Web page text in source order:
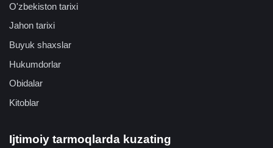
O'zbekiston tarixi
Jahon tarixi
Buyuk shaxslar
Hukumdorlar
Obidalar
Kitoblar
Ijtimoiy tarmoqlarda kuzating